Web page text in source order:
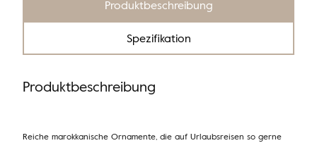
Produktbeschreibung
Spezifikation
Produktbeschreibung
Reiche marokkanische Ornamente, die auf Urlaubsreisen so gerne